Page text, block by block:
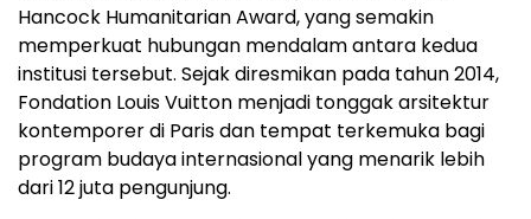
Hancock Humanitarian Award, yang semakin
memperkuat hubungan mendalam antara kedua
institusi tersebut. Sejak diresmikan pada tahun 2014,
Fondation Louis Vuitton menjadi tonggak arsitektur
kontemporer di Paris dan tempat terkemuka bagi
program budaya internasional yang menarik lebih
dari 12 juta pengunjung.